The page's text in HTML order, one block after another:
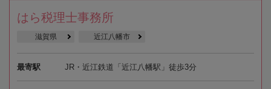
はら税理士事務所
滋賀県 近江八幡市
最寄駅 JR・近江鉄道「近江八幡駅」徒歩3分